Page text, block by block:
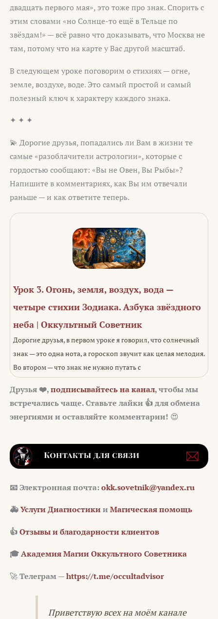
двадцать первого мая», это тоже про знак. Спорить с
этим словами «но Солнце-то ещё в Тельце по
звёздам!» — всё равно что доказывать, что Москва не
там, потому что на карте у Вас другой масштаб.
В следующем уроке поговорим о стихиях — огне,
земле, воздухе, воде. Это самый простой и самый
полезный ключ к характеру каждого знака.
✦ ✦ ✦
💫 Дорогие друзья, попадались ли Вам в жизни те
самые «разоблачители астрологии», которые с
гордостью сообщают: «Вы не Овен, Вы Рыбы»?
Напишите в комментариях, как Вы им отвечали
раньше — и как ответите теперь.
Урок 3. Огонь, земля, воздух, вода —
четыре стихии Зодиака. Азбука звёздного
неба | Оккультный Советник
Дорогие друзья, в первом уроке я говорил, что солнечный
знак — это одна нота, а гороскоп звучит как целая мелодия.
Во втором — что знак не нужно путать с
Друзья ❤️,подписывайтесь на канал, чтобы мы
встречались чаще. Ставьте лайки 👍 для обмена
энергиями и оставляйте комментарии! 😍
📧Электронная почта:okk.sovetnik@yandex.ru
🚑Услуги ДиагностикииМагическая помощь
👍Отзывы и благодарности клиентов
🎓Академия Магии Оккультного Советника
🚀Телеграм —https://t.me/occultadvisor
Приветствую всех на моём канале